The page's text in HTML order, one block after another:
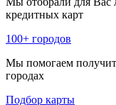
кредитных карт
100+ городов
Мы помогаем
городах
Подбор карты